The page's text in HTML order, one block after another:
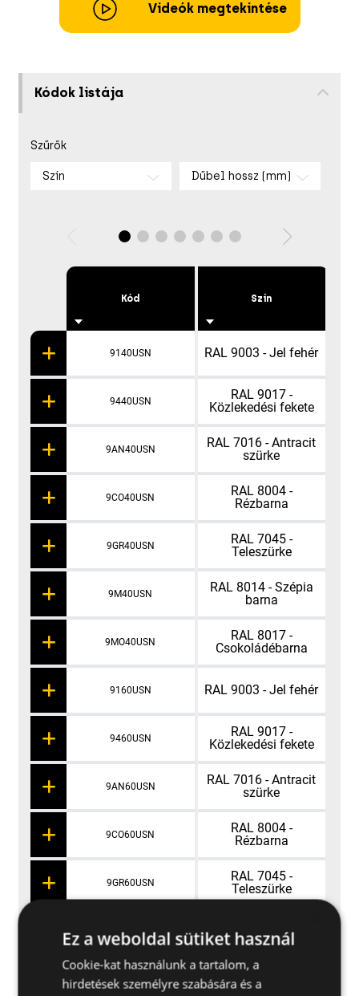
Videók megtekintése
Kódok listája
Szűrők
Szín Dűbel hossz (mm)
Kód
9140USN
9440USN
9AN40USN
9CO40USN
9GR40USN
9M40USN
9MO40USN
9160USN
9460USN
9AN60USN
9CO60USN
9GR60USN
9M60USN
9MO60USN
Szín
RAL 9003 - Jel fehér
RAL 9017 -
Közlekedési fekete
RAL 7016 - Antracit
szürke
RAL 8004 -
Rézbarna
RAL 7045 -
Teleszürke
RAL 8014 - Szépia
barna
RAL 8017 -
Csokoládébarna
RAL 9003 - Jel fehér
RAL 9017 -
Közlekedési fekete
RAL 7016 - Antracit
szürke
RAL 8004 -
Rézbarna
RAL 7045 -
Teleszürke
barna
RAL 8017 -
Csokoládébarna
Ez a weboldal sütiket használ
Cookie-kat használunk a tartalom, a
hirdetések személyre szabására és a